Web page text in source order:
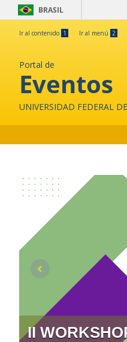
BRASIL
Ir al contenido 1 Ir al menú 2
Portal de
Eventos
UNIVERSIDAD FEDERAL
II